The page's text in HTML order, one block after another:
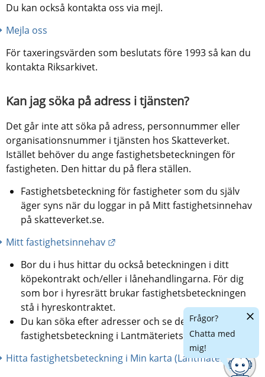
Du kan också kontakta oss via mejl.
Mejla oss
För taxeringsvärden som beslutats före 1993 så kan du
kontakta Riksarkivet.
Kan jag söka på adress i tjänsten?
Det går inte att söka på adress, personnummer eller
organisationsnummer i tjänsten hos Skatteverket.
Istället behöver du ange fastighetsbeteckningen för
fastigheten. Den hittar du på flera ställen.
Fastighetsbeteckning för fastigheter som du själv
äger syns när du loggar in på Mitt fastighetsinnehav
på skatteverket.se.
Mitt fastighetsinnehav
Bor du i hus hittar du också beteckningen i ditt
köpekontrakt och/eller i lånehandlingarna. För dig
som bor i hyresrätt brukar fastighetsbeteckningen
stå i hyreskontraktet.
Du kan söka efter adresser och se dess
fastighetsbeteckning i Lantmäteriets tjänst Min karta.
Hitta fastighetsbeteckning i Min karta (Lantmäteriet)
Frågor?
Chatta med
mig!
Dölj